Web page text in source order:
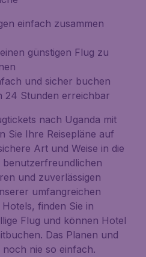
einfach zusammen
günstigen Flug zu
und sicher buchen
24 Stunden erreichbar
nach Uganda mit
Sie Ihre Reisepläne auf
Art und Weise in die
benutzerfreundlichen
und zuverlässigen
umfangreichen
finden Sie in
Flug und können Hotel
Das Planen und
nie so einfach.